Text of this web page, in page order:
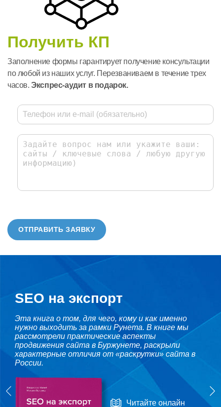
Получить КП
Заполнение формы гарантирует получение консультации
по любой из наших услуг. Перезваниваем в течение трех
часов.Экспрес-аудит в подарок.
ОТПРАВИТЬ ЗАЯВКУ
SEO на экспорт
Эта книга о том, для чего, кому и как именно
нужно выходить за рамки Рунета. В книге мы
рассмотрели практические аспекты
продвижения сайта в Буржунете, раскрыли
характерные отличия от «раскрутки» сайта в
России.
Читайте онлайн